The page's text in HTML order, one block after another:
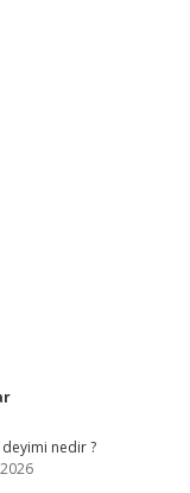
nedir ?